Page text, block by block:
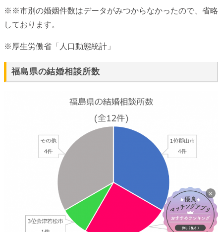
※※市別の婚姻件数はデータがみつからなかったので、省略
しております。
※厚生労働省「人口動態統計」
福島県の結婚相談所数
×